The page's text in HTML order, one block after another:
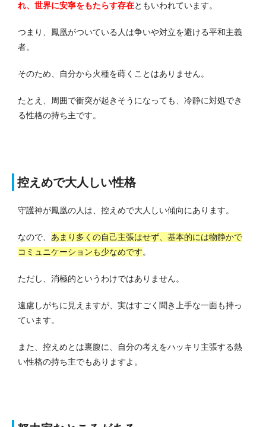
れ、世界に安寧をもたらす存在ともいわれています。
つまり、鳳凰がついている人は争いや対立を避ける平和主義
者。
そのため、自分から火種を蒔くことはありません。
たとえ、周囲で衝突が起きそうになっても、冷静に対処でき
る性格の持ち主です。
控えめで大人しい性格
守護神が鳳凰の人は、控えめで大人しい傾向にあります。
なので、 あまり多くの自己主張はせず、基本的には物静かで
コミュニケーションも少なめです。
ただし、消極的というわけではありません。
遠慮しがちに見えますが、実はすごく聞き上手な一面も持っ
ています。
また、控えめとは裏腹に、自分の考えをハッキリ主張する熱
い性格の持ち主でもありますよ。